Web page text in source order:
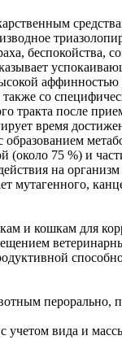
беспокойства,
со
тракта после
время
(около 75 %) и
на
мутагенного,
и кошкам для
перорально,
учетом вида и